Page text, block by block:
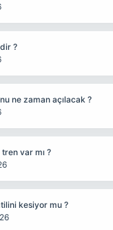
?
ne zaman açılacak ?
var mı ?
kesiyor mu ?